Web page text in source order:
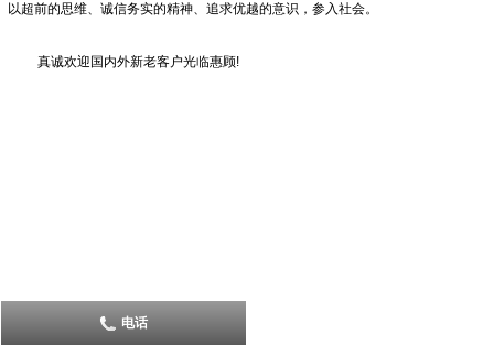
以超前的思维、诚信务实的精神、追求优越的意识，参入社会。
真诚欢迎国内外新老客户光临惠顾!
电话